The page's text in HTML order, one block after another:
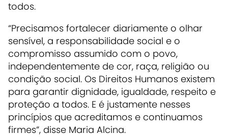
todos.
“Precisamos fortalecer diariamente o olhar
sensível, a responsabilidade social e o
compromisso assumido com o povo,
independentemente de cor, raça, religião ou
condição social. Os Direitos Humanos existem
para garantir dignidade, igualdade, respeito e
proteção a todos. E é justamente nesses
princípios que acreditamos e continuamos
firmes”, disse Maria Alcina.